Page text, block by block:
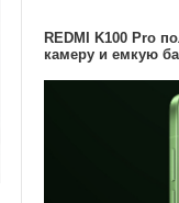
REDMI K100 Pro
камеру и емкую